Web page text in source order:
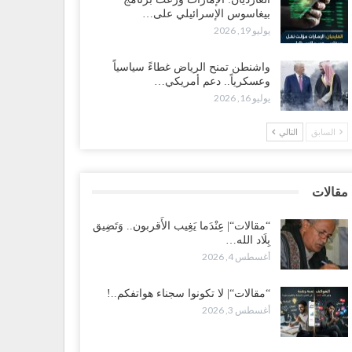
بعد اقتحام منزل شيخ بارز.. قبائل الصحراء
تبدأ احتشاداً على الحدود السعودية..!
2, 2026
غضبٍ جنوباً.. دعوات لإغلاق مطرح فدغم مع تحوله من
للتجنيد إلى ساحة لتصفية قادة التحالف..!
2, 2026
لإشعال حرب..!
تغييرات سعودية بصفوف قيادة “درع الوطن”
بالعبر.. هل بدأت الرياض إعادة هيكلة فصائلها بعد…
بيغاسوس الإسرائيلي على…
يوليو 19, 2026
واشنطن تمنح الرياض غطاءً سياسياً
وعسكرياً.. دعم أمريكي…
يوليو 16, 2026
السابق التالي
مقالات
“مقالات“| عِنْدَما يَغِيب الأَقربون.. وَتَضِيق
بِلَاد الله…
أغسطس 4, 2026
“مقالات“| لا تكونوا سجناء هواتفكم..!
أغسطس 3, 2026